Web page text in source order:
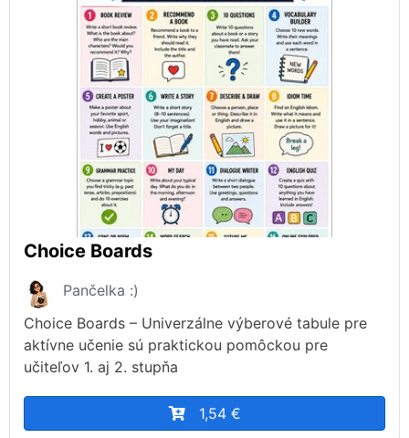
Choice Boards
Pančelka :)
Choice Boards – Univerzálne výberové tabule pre
aktívne učenie sú praktickou pomôckou pre
učiteľov 1. aj 2. stupňa
1,54 €